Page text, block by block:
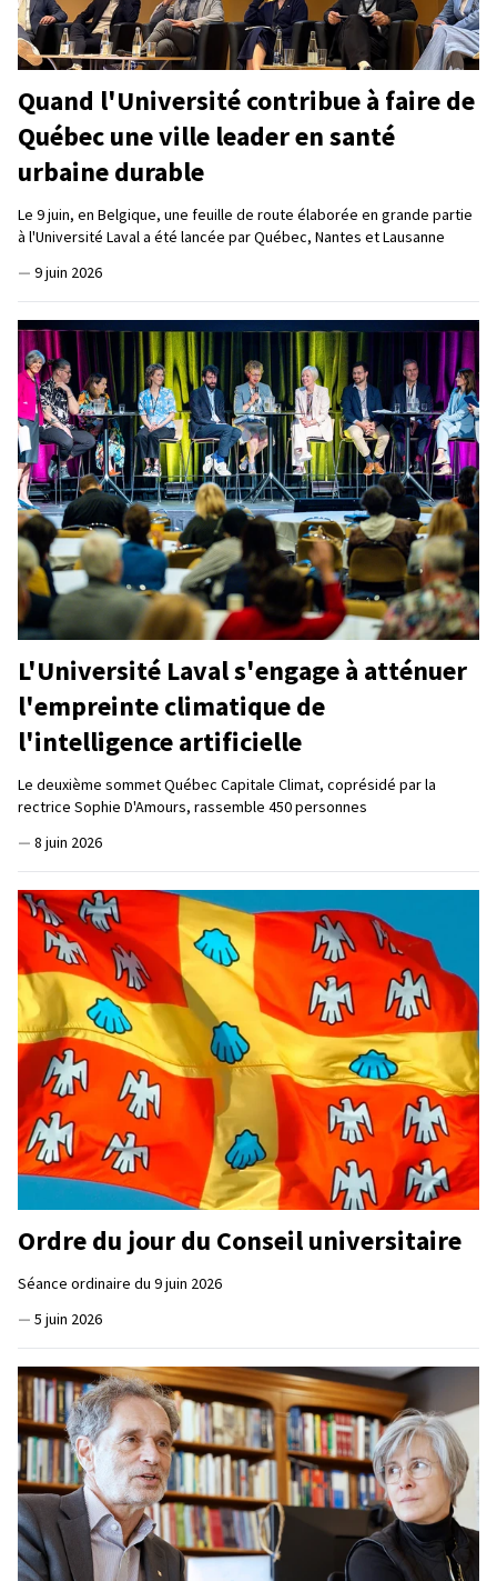
Quand l'Université contribue à faire de
Québec une ville leader en santé
urbaine durable
Le 9 juin, en Belgique, une feuille de route élaborée en grande partie
à l'Université Laval a été lancée par Québec, Nantes et Lausanne
— 9 juin 2026
L'Université Laval s'engage à atténuer
l'empreinte climatique de
l'intelligence artificielle
Le deuxième sommet Québec Capitale Climat, coprésidé par la
rectrice Sophie D'Amours, rassemble 450 personnes
— 8 juin 2026
Ordre du jour du Conseil universitaire
Séance ordinaire du 9 juin 2026
— 5 juin 2026